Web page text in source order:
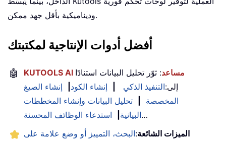
وديناميكية بأقل جهد ممكن.
أفضل أدوات الإنتاجية لمكتبتك
🤖 KUTOOLS AI مساعد: ثوّر تحليل البيانات استنادًا
إلى:التنفيذ الذكي إنشاء الكود
إنشاء الصيغ
المخصصة
تحليل البيانات وإنشاء المخططات
البيانية
استدعاء الوظائف المحسنة
…
الميزات الشائعة:البحث، التمييز أو وضع علامة على